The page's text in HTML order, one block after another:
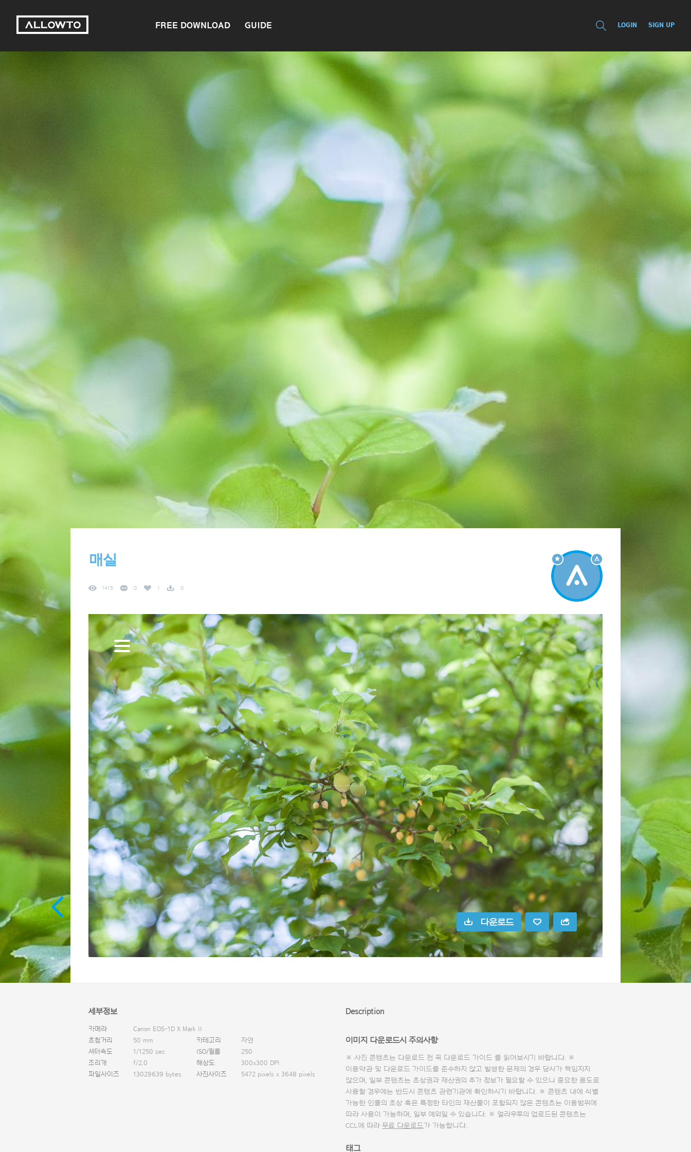
FREE DOWNLOAD GUIDE LOGIN SIGN UP
매실
1415 0 1 0
다운로드
세부정보
카메라
Canon EOS-1D X Mark II
초첨거리
50 mm 카테고리
자연
셔터속도
1/1250 sec ISO/필름
250
조리개
f/2.0 해상도
300x300 DPI
파일사이즈
13029639 bytes 사진사이즈 5472 pixels x 3648 pixels
Description
이미지 다운로드시 주의사항
※ 사진 콘텐츠는 다운로드 전 꼭 다운로드 가이드 를 읽어보시기 바랍니다. ※
이용약관 및 다운로드 가이드를 준수하지 않고 발생한 문제의 경우 당사가 책임지지
않으며, 일부 콘텐츠는 초상권과 재산권의 추가 정보가 필요할 수 있으니 중요한 용도로
사용할 경우에는 반드시 콘텐츠 관련기관에 확인하시기 바랍니다. ※ 콘텐츠 내에 식별
가능한 인물의 초상 혹은 특정한 타인의 재산물이 포함되지 않은 콘텐츠는 이용범위에
따라 사용이 가능하며, 일부 예외일 수 있습니다. ※ 얼라우투의 업로드된 콘텐츠는
CCL에 따라 무료 다운로드가 가능합니다.
태그